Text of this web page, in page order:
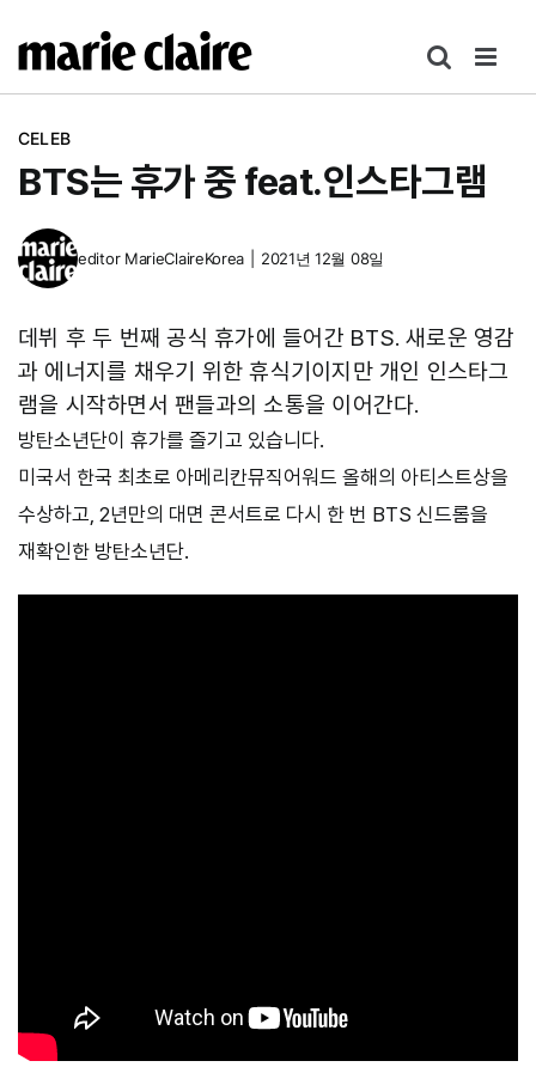
텐
건CELEB
BTS는 휴가 중 feat.인스타그램
editor MarieClaireKorea 2021년 12월 08일
데뷔 후 두 번째 공식 휴가에 들어간 BTS. 새로운 영감
과 에너지를 채우기 위한 휴식기이지만 개인 인스타그
램을 시작하면서 팬들과의 소통을 이어간다.
방탄소년단이 휴가를 즐기고 있습니다.
미국서 한국 최초로 아메리칸뮤직어워드 올해의 아티스트상을
수상하고, 2년만의 대면 콘서트로 다시 한 번 BTS 신드롬을
재확인한 방탄소년단.